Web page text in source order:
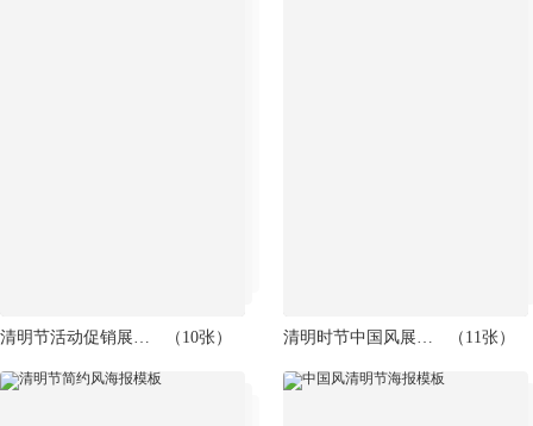
清明节活动促销展板模板 （10张） 清明时节中国风展板模板 （11张）